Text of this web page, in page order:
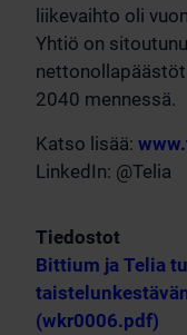
liikevaihto oli
Yhtiö on
2040 mennessä.
Katso lisää:
LinkedIn: @Telia
Tiedostot
Bittium ja Telia
(wkr0006.pdf)